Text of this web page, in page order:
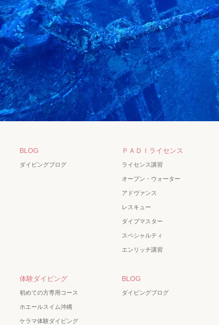
BLOG
ダイビングブログ
ＰＡＤＩライセンス
ライセンス講習
オープン・ウォーター
アドヴァンス
レスキュー
ダイブマスター
スペシャルティ
エンリッチ講習
体験ダイビング
初めての方専用コース
ホエールスイム沖縄
ケラマ体験ダイビング
BLOG
ダイビングブログ